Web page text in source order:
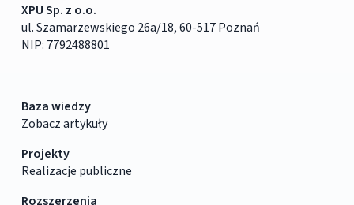
XPU Sp. z o.o.
ul. Szamarzewskiego 26a/18, 60-517 Poznań
NIP: 7792488801
Baza wiedzy
Zobacz artykuły
Projekty
Realizacje publiczne
Rozszerzenia